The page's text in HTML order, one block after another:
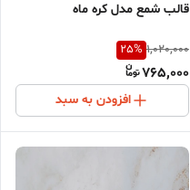
قالب شمع مدل کره ماه
1,020,000
25%
765,000
افزودن به سبد